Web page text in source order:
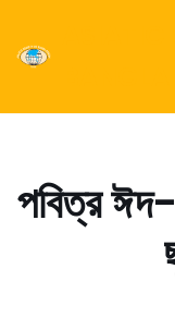
Skip
content
পবিত্র